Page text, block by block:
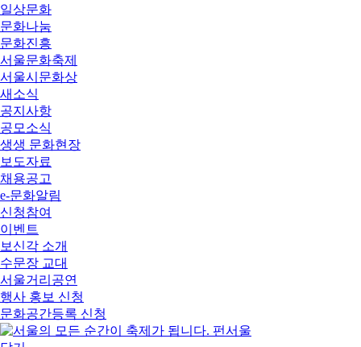
일상문화
문화나눔
문화진흥
서울문화축제
서울시문화상
새소식
공지사항
공모소식
생생 문화현장
보도자료
채용공고
e-문화알림
신청참여
이벤트
보신각 소개
수문장 교대
서울거리공연
행사 홍보 신청
문화공간등록 신청